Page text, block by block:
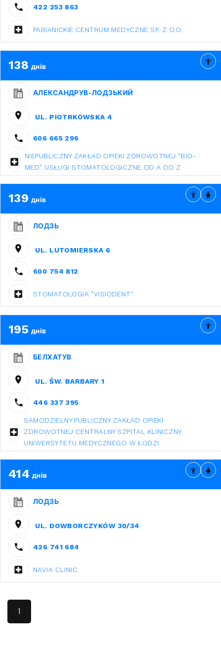
422 253 863
PABIANICKIE CENTRUM MEDYCZNE SP. Z O.O.
138 днів
АЛЕКСАНДРУВ-ЛОДЗЬКИЙ
UL. PIOTRKOWSKA 4
606 665 296
NIEPUBLICZNY ZAKŁAD OPIEKI ZDROWOTNEJ "BIO-
MED" USŁUGI STOMATOLOGICZNE OD A DO Z
139 днів
ЛОДЗЬ
UL. LUTOMIERSKA 6
600 754 812
STOMATOLOGIA "VISIODENT"
195 днів
БЕЛХАТУВ
UL. ŚW. BARBARY 1
446 337 395
SAMODZIELNY PUBLICZNY ZAKŁAD OPIEKI
ZDROWOTNEJ CENTRALNY SZPITAL KLINICZNY
UNIWERSYTETU MEDYCZNEGO W ŁODZI
414 днів
ЛОДЗЬ
UL. DOWBORCZYKÓW 30/34
426 741 684
NAVIA CLINIC
1